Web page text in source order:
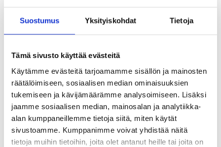
Suostumus Yksityiskohdat Tietoja
Tämä sivusto käyttää evästeitä
Käytämme evästeitä tarjoamamme sisällön ja mainosten
räätälöimiseen, sosiaalisen median ominaisuuksien
tukemiseen ja kävijämäärämme analysoimiseen. Lisäksi
jaamme sosiaalisen median, mainosalan ja analytiikka-
alan kumppaneillemme tietoja siitä, miten käytät
sivustoamme. Kumppanimme voivat yhdistää näitä
tietoja muihin tietoihin, joita olet antanut heille tai joita on
arvosta toisen näkemyksiä. Ole valmis ottamaan vastaan
rehellinen vastaus. Osoita hyvää tahtoa ilmaisemalla
sanoin, ilmein ja elein, että tarkoituksesi on auttaa. Älä
haluaisit kuulla – kysy sen sijaan lisää.
Puhu rakentavasti.Vältä syyllistämistä tai negatiivista
kieltä. Sen sijaan keskity konkreettisiin havaintoihin ja
ehdota parannusehdotuksia. Esimerkiksi “Huomasin, että
tämä osio voisi olla selkeämpi” on parempi kuin “Tämä on
huono.”